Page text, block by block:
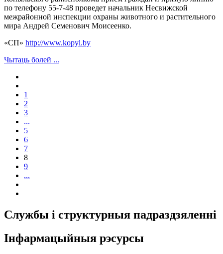
по телефону 55-7-48 проведет начальник Несвижской
межрайонной инспекции охраны животного и растительного
мира Андрей Семенович Моисеенко.
«СП» http://www.kopyl.by
Чытаць болей ...
1
2
3
...
5
6
7
8
9
...
Службы і структурныя падраздзяленні
Інфармацыйныя рэсурсы